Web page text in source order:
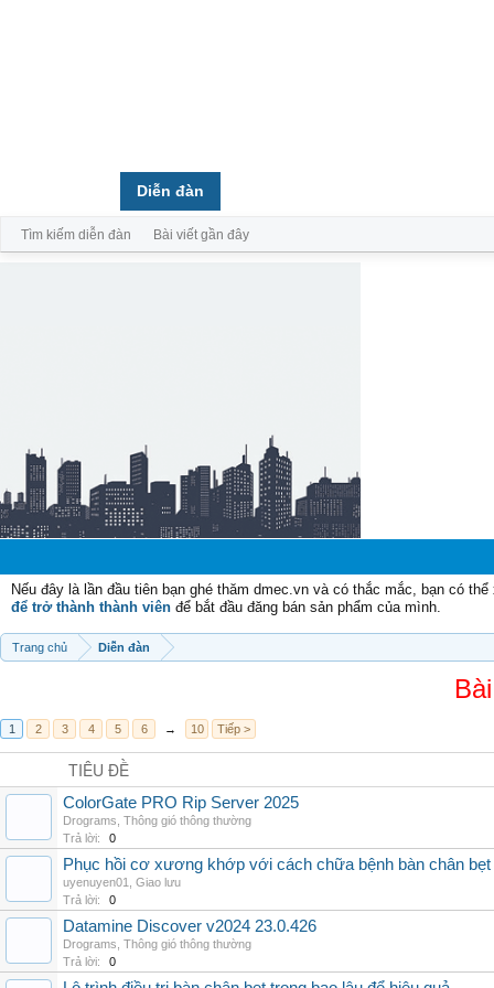
Nếu đây là lần đầu tiên bạn ghé thăm dmec.vn và có thắc mắc, bạn có
để trở thành thành viên để bắt đầu đăng bán sản phẩm của mình.
Trang chủ Diễn đàn
1 2 3 4 5 6 → 10 Tiếp >
TIÊU ĐỀ
ColorGate PRO Rip Server 2025
Drograms Thông gió thông thường
Trả lời:
0
Phục hồi cơ xương khớp với cách chữa bệnh bàn chân bẹt
uyenuyen01
Giao lưu
Trả lời:
0
Datamine Discover v2024 23.0.426
Drograms Thông gió thông thường
Trả lời:
0
Diễn đàn
Tìm kiếm diễn đàn Bài viết gần đây